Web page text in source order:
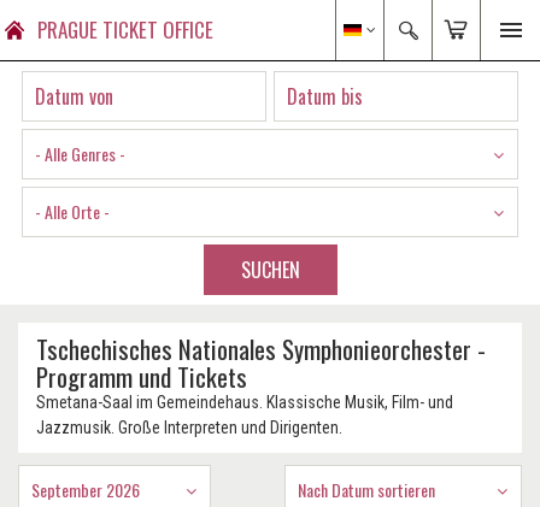
PRAGUE TICKET OFFICE
- Alle Genres -
- Alle Orte -
SUCHEN
Tschechisches Nationales Symphonieorchester -
Programm und Tickets
Smetana-Saal im Gemeindehaus. Klassische Musik, Film- und
Jazzmusik. Große Interpreten und Dirigenten.
September 2026 Nach Datum sortieren